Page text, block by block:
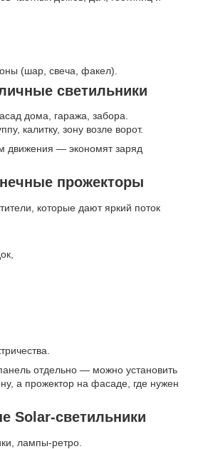
(шар, свеча, факел).
светильники
дома, гаража, забора.
калитку, зону возле ворот.
движения — экономят заряд
прожекторы
которые дают яркий поток
отдельно — можно установить
а прожектор на фасаде, где нужен
Solar-светильники
лампы-ретро.